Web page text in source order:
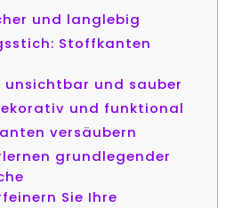
und langlebig
Stoffkanten
unsichtbar und sauber
und funktional
versäubern
grundlegender
Sie Ihre